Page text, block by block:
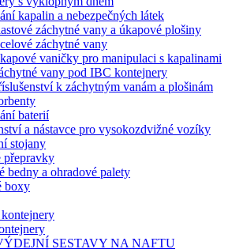
kapalin a nebezpečných látek
záchytné vany a úkapové plošiny
záchytné vany
vaničky pro manipulaci s kapalinami
vany pod IBC kontejnery
k záchytným vanám a plošinám
baterií
a nástavce pro vysokozdvižné vozíky
stojany
přepravky
bedny a ohradové palety
boxy
SESTAVY NA NAFTU